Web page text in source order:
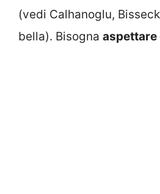
(vedi Calhanoglu,
bella). Bisogna aspettare